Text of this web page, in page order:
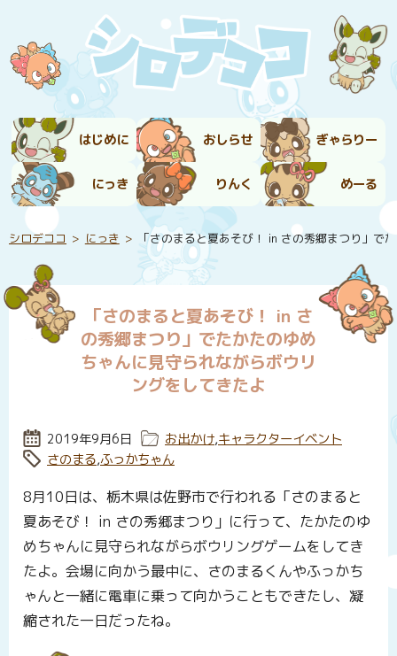
はじめに おしらせ ぎゃらりー
にっき りんく めーる
シロデココ にっき 「さのまると夏あそび！ in さの秀郷まつり」で
「さのまると夏あそび！ in さ
の秀郷まつり」でたかたのゆめ
ちゃんに見守られながらボウリ
ングをしてきたよ
投稿日:
2019年9月6日 カテゴリー:
お出かけ,キャラクターイベント
タグ:
さのまる,ふっかちゃん
8月10日は、栃木県は佐野市で行われる「さのまると
夏あそび！ in さの秀郷まつり」に行って、たかたのゆ
めちゃんに見守られながらボウリングゲームをしてき
たよ。会場に向かう最中に、さのまるくんやふっかち
ゃんと一緒に電車に乗って向かうこともできたし、凝
縮された一日だったね。